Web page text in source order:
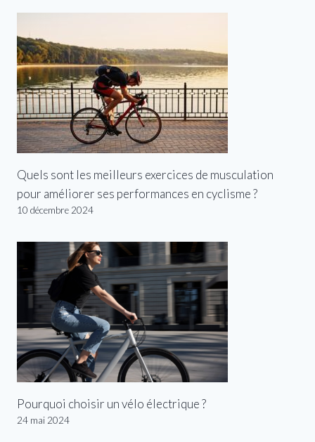
Quels sont les meilleurs exercices de musculation
pour améliorer ses performances en cyclisme ?
10 décembre 2024
Pourquoi choisir un vélo électrique ?
24 mai 2024